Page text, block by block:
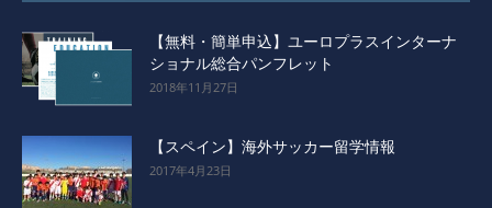
【無料・簡単申込】ユーロプラスインターナ
ショナル総合パンフレット
2018年11月27日
【スペイン】海外サッカー留学情報
2017年4月23日